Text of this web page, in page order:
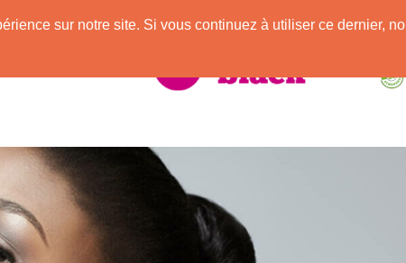
sur notre site. Si vous continuez à utiliser ce dernier,
Africaine !